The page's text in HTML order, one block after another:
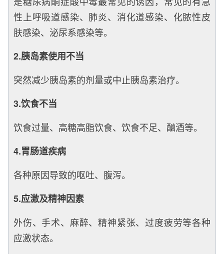
性上呼吸道感染、肺炎、消化道感染、化脓性皮
肤感染、泌尿系感染等。
2.胰岛素使用不当
突然减少胰岛素的剂量或中止胰岛素治疗。
3.饮食不当
饮食过量、高糖高脂饮食、饮食不足、酗酒等。
4.胃肠道疾病
各种原因导致的呕吐、腹泻。
5.应激及精神因素
外伤、手术、麻醉、精神紧张、过度疲劳等各种
应激状态。